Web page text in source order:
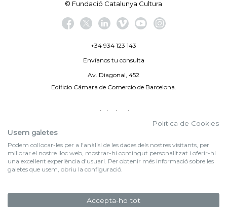
© Fundació Catalunya Cultura
+34 934 123 143
Envíanos tu consulta
Av. Diagonal, 452
Edificio Cámara de Comercio de Barcelona.
Aviso legal
By 100X100NET
f (NEWSLETTER)
Politica de Cookies
Usem galetes
Podem col·locar-les per a l'anàlisi de les dades dels nostres visitants, per
millorar el nostre lloc web, mostrar-hi contingut personalitzat i oferir-hi
una excel·lent experiència d'usuari. Per obtenir més informació sobre les
galetes que usem, obriu la configuració.
Accepta-ho tot